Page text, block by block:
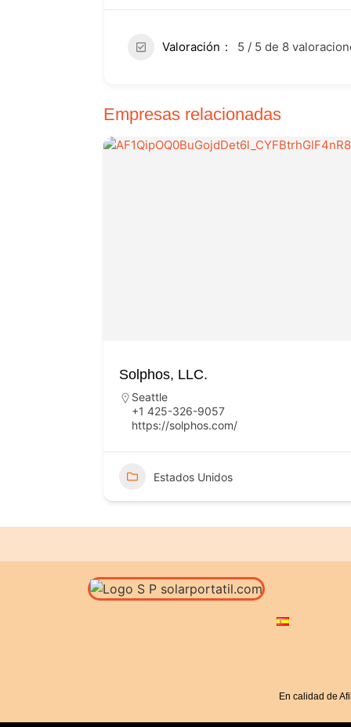
Valoración 5 / 5 de 8
Empresas relacionadas
Solphos, LLC.
Seattle
+1 425-326-9057
https://solphos.com/
Estados Unidos
En calidad de